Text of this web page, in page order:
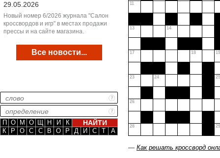
29.05.2026
Новый номер 6/2026 журнала "Салон
кроссвордов и игр" в местах продажи
прессы и на сайте магазина.
Все новости...
П О М О Щ Н И
К
К
Р О С С В О Р Д И С Т А
11
13 14
17 18 19
23 24 25
26
28 29
— Как решать кроссворд